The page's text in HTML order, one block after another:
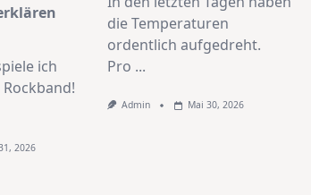
ich
2026
die Temperaturen
ordentlich aufgedreht.
Pro ...
Admin Mai 30, 2026